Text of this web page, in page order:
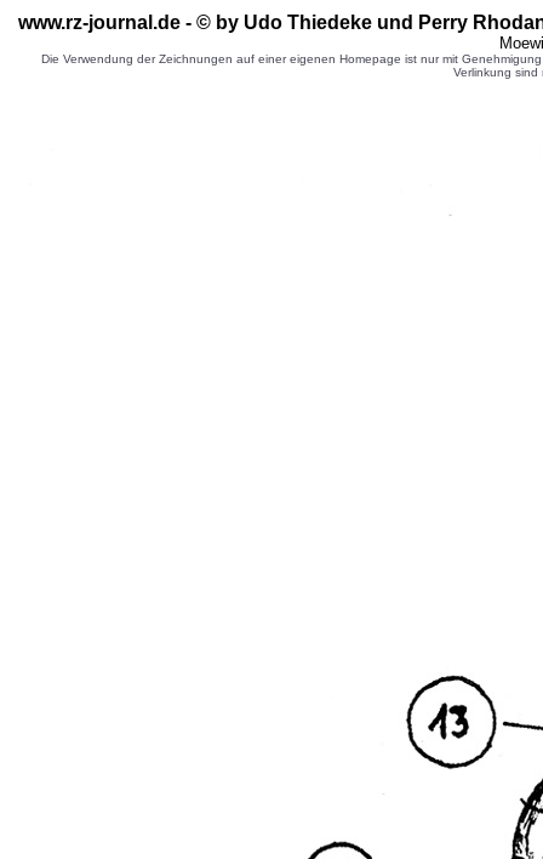
www.rz-journal.de - © by Udo Thiedeke und Perry
Die Verwendung der Zeichnungen auf einer eigenen Homepage ist nur mit
Verlinkung sind